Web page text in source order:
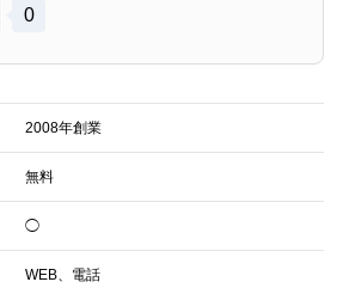
0
2008年創業
無料
◯
WEB、電話